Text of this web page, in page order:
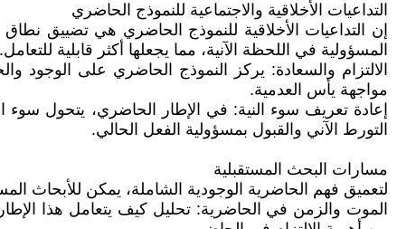
التداعيات الأخلاقية والاجتماعية للنموذج الحاضري
إن التداعيات الأخلاقية للنموذج الحاضري هي تضييق
المسؤولية في اللحظة الآنية، مما يجعلها أكثر قابلية للتعامل.
الالتزام والسعادة: يركز النموذج الحاضري على الوجود
مواجهة يأس العدمية.
إعادة تعريف سوء النية: في الإطار الحاضري، يتحول سوء
التورط الآني والقبول بمسؤولية الفعل الحالي.
مسارات البحث المستقبلية
لتعميق فهم الحاضرية الوجودية الشاملة، يمكن للأبحاث
الموت والزمن في الحاضرية: تحليل كيف يتعامل هذا